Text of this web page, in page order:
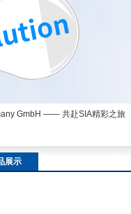
GmbH —— 共赴SIA精彩之旅
展示